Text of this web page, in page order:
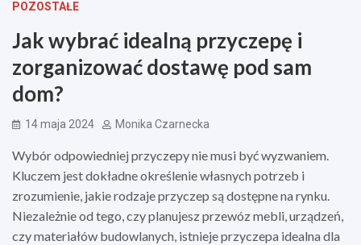
POZOSTAŁE
Jak wybrać idealną przyczepę i
zorganizować dostawę pod sam
dom?
14 maja 2024 Monika Czarnecka
Wybór odpowiedniej przyczepy nie musi być wyzwaniem.
Kluczem jest dokładne określenie własnych potrzeb i
zrozumienie, jakie rodzaje przyczep są dostępne na rynku.
Niezależnie od tego, czy planujesz przewóz mebli, urządzeń,
czy materiałów budowlanych, istnieje przyczepa idealna dla